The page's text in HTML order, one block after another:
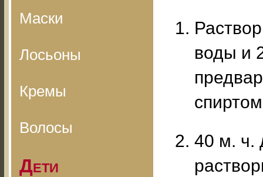
Маски
Лосьоны
Кремы
Волосы
Дети
воды и
40 м. ч.